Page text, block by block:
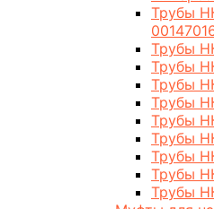
Трубы
Трубы
Трубы
Трубы
Трубы
Трубы
Трубы
Трубы
Трубы
Трубы